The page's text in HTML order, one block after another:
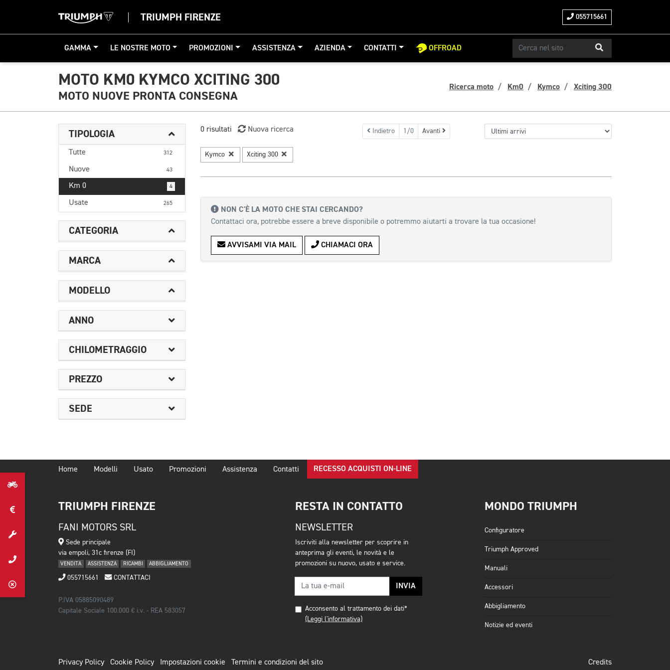
TRIUMPH FIRENZE 055715661
GAMMA LE NOSTRE MOTO PROMOZIONI ASSISTENZA AZIENDA CONTATTI OFFROAD
MOTO KM0 KYMCO XCITING 300
MOTO NUOVE PRONTA CONSEGNA
Ricerca moto Km0 Kymco Xciting 300
TIPOLOGIA
Tutte 312
Nuove 43
Km 0 4
Usate 265
CATEGORIA
MARCA
MODELLO
ANNO
CHILOMETRAGGIO
PREZZO
SEDE
0 risultati Nuova ricerca Indietro 1/0 Avanti
Kymco Xciting 300
NON C'È LA MOTO CHE STAI CERCANDO?
Contattaci ora, potrebbe essere a breve disponibile o potremmo aiutarti a trovare la tua occasione!
AVVISAMI VIA MAIL CHIAMACI ORA
Home Modelli Usato Promozioni Assistenza Contatti RECESSO ACQUISTI ON-LINE
TRIUMPH FIRENZE
FANI MOTORS SRL
Sede principale
via empoli, 31c firenze (FI)
VENDITA ASSISTENZA RICAMBI ABBIGLIAMENTO
055715661 CONTATTACI
P.IVA 05885090489
Capitale Sociale 100.000 € i.v. - REA 583057
RESTA IN CONTATTO
NEWSLETTER
Iscriviti alla newsletter per scoprire in
anteprima gli eventi, le novità e le
promozioni su nuovo, usato e service.
INVIA
Acconsento al trattamento dei dati*
(Leggi l'informativa)
MONDO TRIUMPH
Configuratore
Triumph Approved
Manuali
Accessori
Abbigliamento
Notizie ed eventi
Privacy Policy Cookie Policy Impostazioni cookie Termini e condizioni del sito Credits